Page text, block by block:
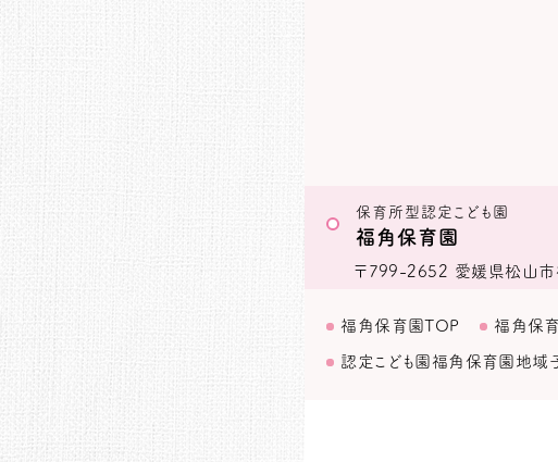
保育所型認定こども園
福角保育園
〒799-2652 愛媛県松山
福角保育園TOP 福角保
認定こども園福角保育園 地域